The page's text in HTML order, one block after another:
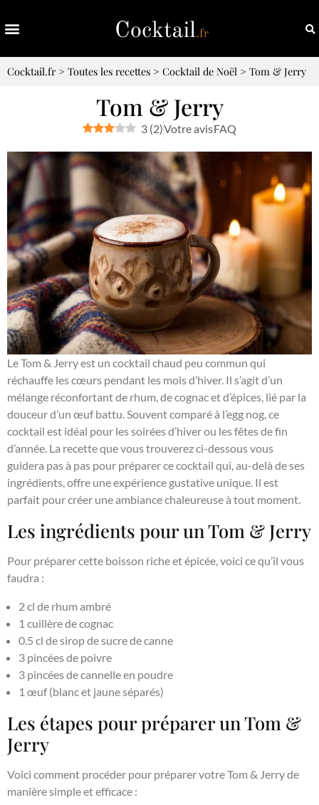
Cocktail.fr> Toutes les recettes > Cocktail de Noël > Tom & Jerry
Tom & Jerry
3 (2)Votre avisFAQ
Le Tom & Jerry est un cocktail chaud peu commun qui
réchauffe les cœurs pendant les mois d’hiver. Il s’agit d’un
mélange réconfortant de rhum, de cognac et d’épices, lié par la
douceur d’un œuf battu. Souvent comparé à l’egg nog, ce
cocktail est idéal pour les soirées d’hiver ou les fêtes de fin
d’année. La recette que vous trouverez ci-dessous vous
guidera pas à pas pour préparer ce cocktail qui, au-delà de ses
ingrédients, offre une expérience gustative unique. Il est
parfait pour créer une ambiance chaleureuse à tout moment.
Les ingrédients pour un Tom & Jerry
Pour préparer cette boisson riche et épicée, voici ce qu’il vous
faudra :
2 cl de rhum ambré
1 cuillère de cognac
0.5 cl de sirop de sucre de canne
3 pincées de poivre
3 pincées de cannelle en poudre
1 œuf (blanc et jaune séparés)
Les étapes pour préparer un Tom &
Jerry
Voici comment procéder pour préparer votre Tom & Jerry de
manière simple et efficace :